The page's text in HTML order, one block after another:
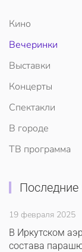
Кино
Вечеринки
Выставки
Концерты
Спектакли
В городе
ТВ программа
Последние
19 февраля 2025
В Иркутском
состава